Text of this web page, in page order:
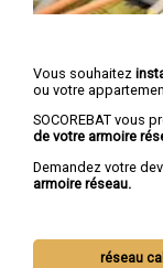
Vous souhaitez
ou votre
SOCOREBAT vous
de votre armoire
Demandez votre
armoire réseau.
réseau